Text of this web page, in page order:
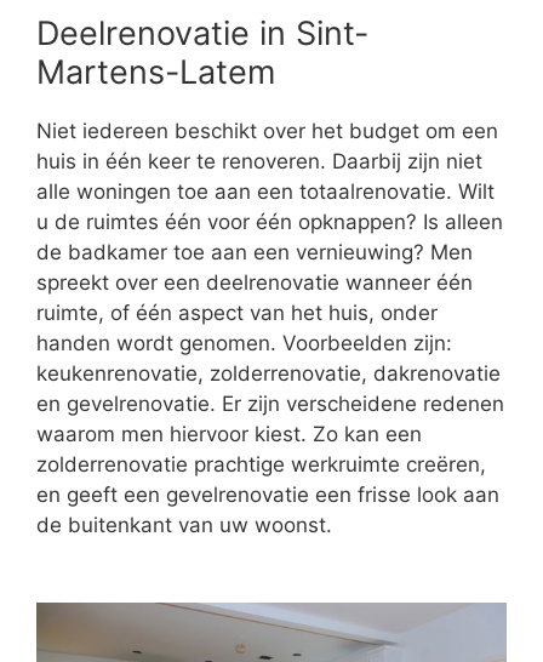
Deelrenovatie in Sint-
Martens-Latem
Niet iedereen beschikt over het budget om een
huis in één keer te renoveren. Daarbij zijn niet
alle woningen toe aan een totaalrenovatie. Wilt
u de ruimtes één voor één opknappen? Is alleen
de badkamer toe aan een vernieuwing? Men
spreekt over een deelrenovatie wanneer één
ruimte, of één aspect van het huis, onder
handen wordt genomen. Voorbeelden zijn:
keukenrenovatie, zolderrenovatie, dakrenovatie
en gevelrenovatie. Er zijn verscheidene redenen
waarom men hiervoor kiest. Zo kan een
zolderrenovatie prachtige werkruimte creëren,
en geeft een gevelrenovatie een frisse look aan
de buitenkant van uw woonst.